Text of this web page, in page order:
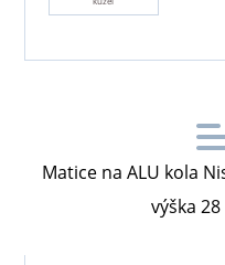
Matice na ALU kola
výška